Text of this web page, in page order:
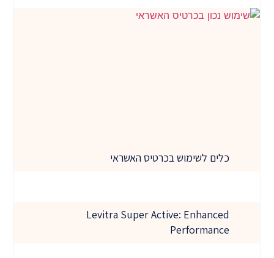
כלים לשימוש בכרטיס האשראי
Levitra Super Active: Enhanced
Performance